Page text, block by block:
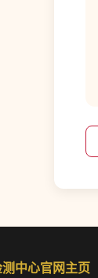
中心官网主页